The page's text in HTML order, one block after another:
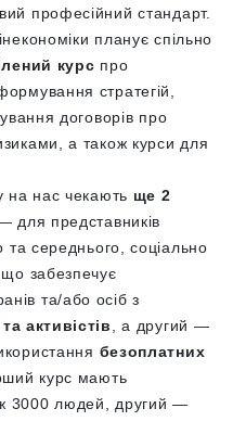
професійний стандарт.
планує спільно
курс про
стратегій,
договорів про
а також курси для
на нас чекають ще 2
для представників
середнього, соціально
що забезпечує
та/або осіб з
активістів
, а другий —
безоплатних
курс мають
3000 людей, другий —